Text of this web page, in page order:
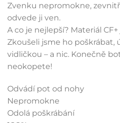
Zvenku nepromokne,
odvede ji ven.
A co je nejlepší? Materiál
Zkoušeli jsme ho poškrábat,
vidličkou – a nic. Konečně
neokopete!
Odvádí pot od nohy
Nepromokne
Odolá poškrábání